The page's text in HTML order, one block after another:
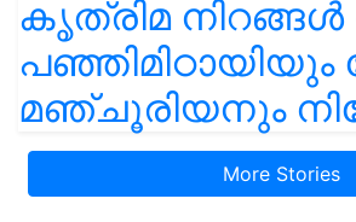
കൃത്രിമ നിറങ്ങൾ
മഞ്ചൂരിയനും
More Stories